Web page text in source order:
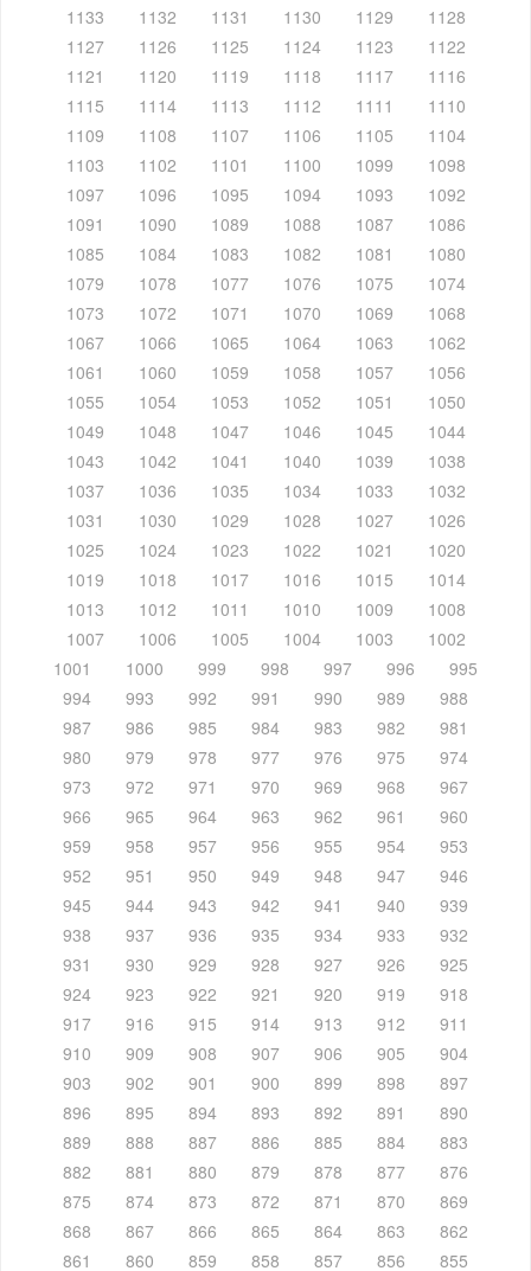
1133
1132 1131 1130 1129
1128
1127
1126 1125 1124 1123
1122
1121
1120 1119 1118 1117
1116
1115
1114 1113 1112 1111
1110
1109
1108 1107 1106 1105
1104
1103
1102 1101 1100 1099
1098
1097
1096 1095 1094 1093
1092
1091
1090 1089 1088 1087
1086
1085
1084 1083 1082 1081
1080
1079
1078 1077 1076 1075
1074
1073
1072 1071 1070 1069
1068
1067
1066 1065 1064 1063
1062
1061
1060 1059 1058 1057
1056
1055
1054 1053 1052 1051
1050
1049
1048 1047 1046 1045
1044
1043
1042 1041 1040 1039
1038
1037
1036 1035 1034 1033
1032
1031
1030 1029 1028 1027
1026
1025
1024 1023 1022 1021
1020
1019
1018 1017 1016 1015
1014
1013
1012 1011 1010 1009
1008
1007
1006 1005 1004 1003
1002
1001
1000 999 998 997 996
995
994
993 992 991 990 989
988
987
986 985 984 983 982
981
980
979 978 977 976 975
974
973
972 971 970 969 968
967
966
965 964 963 962 961
960
959
958 957 956 955 954
953
952
951 950 949 948 947
946
945
944 943 942 941 940
939
938
937 936 935 934 933
932
931
930 929 928 927 926
925
924
923 922 921 920 919
918
917
916 915 914 913 912
911
910
909 908 907 906 905
904
903
902 901 900 899 898
897
896
895 894 893 892 891
890
889
888 887 886 885 884
883
882
881 880 879 878 877
876
875
874 873 872 871 870
869
868
867 866 865 864 863
862
861
860 859 858 857 856 855